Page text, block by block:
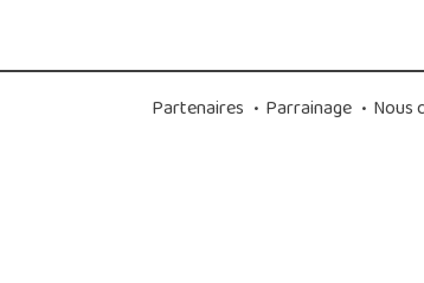
Partenaires • Parrainage • Nous